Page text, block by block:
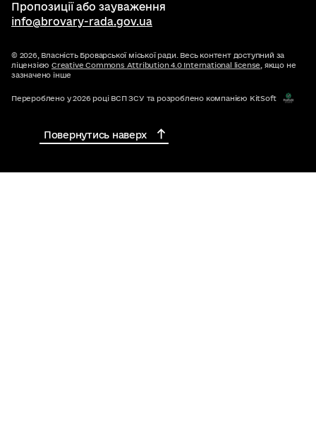
Пропозиції або зауваження
info@brovary-rada.gov.ua
© 2026, Власність Броварської міської ради. Весь контент доступний за
ліцензією Creative Commons Attribution 4.0 International license , якщо не
зазначено інше
Перероблено у 2026 році ВСП ЗСУ та розроблено компанією KitSoft
Повернутись наверх